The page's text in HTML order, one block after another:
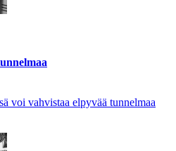
voi vahvistaa elpyvää tunnelmaa